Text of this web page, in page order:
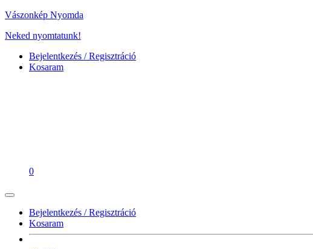
Vászonkép Nyomda
Neked nyomtatunk!
Bejelentkezés / Regisztráció
Kosaram
0
Bejelentkezés / Regisztráció
Kosaram